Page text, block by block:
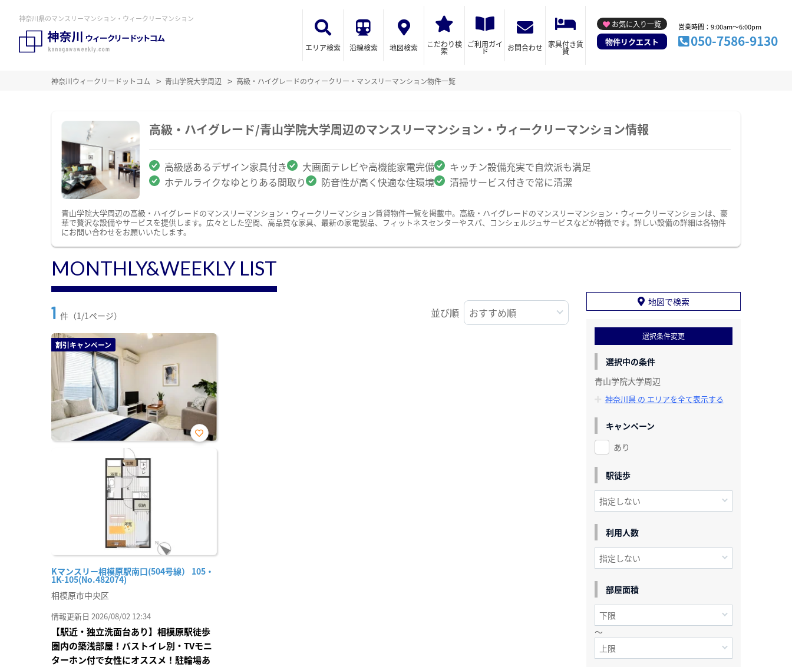
神奈川県のマンスリーマンション・ウィークリーマンション
エリア検索 沿線検索 地図検索 こだわり検
索
ご利用ガイ
ド お問合わせ 家具付き賃
貸
お気に入り一覧
物件リクエスト
営業時間：9:00am～6:00pm
050-7586-9130
神奈川ウィークリードットコム 青山学院大学周辺 高級・ハイグレードのウィークリー・マンスリーマンション物件一覧
高級・ハイグレード/青山学院大学周辺のマンスリーマンション・ウィークリーマンション情報
高級感あるデザイン家具付き 大画面テレビや高機能家電完備
キッチン設備充実で自炊派も満足
ホテルライクなゆとりある間取り
防音性が高く快適な住環境 清掃サービス付きで常に清潔
青山学院大学周辺の高級・ハイグレードのマンスリーマンション・ウィークリーマンション賃貸物件一覧を掲載中。高級・ハイグレードのマンスリーマンション・ウィークリーマンションは、豪
華で贅沢な設備やサービスを提供します。広々とした空間、高品質な家具、最新の家電製品、フィットネスセンターやスパ、コンシェルジュサービスなどが特徴です。詳しい設備の詳細は各物件
にお問い合わせをお願いいたします。
MONTHLY&WEEKLY LIST
1 件（1/1ページ） 並び順
割引キャンペーン
Kマンスリー相模原駅南口(504号線） 105・
1K-105(No.482074)
お気
相模原市中央区
情報更新日 2026/08/02 12:34
【駅近・独立洗面台あり】相模原駅徒歩
圏内の築浅部屋！バストイレ別・TVモニ
ターホン付で女性にオススメ！駐輪場あ
地図で検索
選択条件変更
選択中の条件
青山学院大学周辺
神奈川県 の エリアを全て表示する
キャンペーン
あり
駅徒歩
利用人数
部屋面積
～